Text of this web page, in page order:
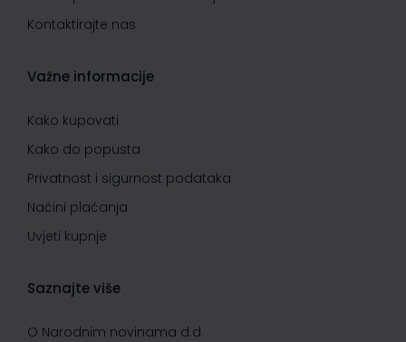
Kontaktirajte nas
Važne informacije
Kako kupovati
Kako do popusta
Privatnost i sigurnost podataka
Načini plaćanja
Uvjeti kupnje
Saznajte više
O Narodnim novinama d.d.